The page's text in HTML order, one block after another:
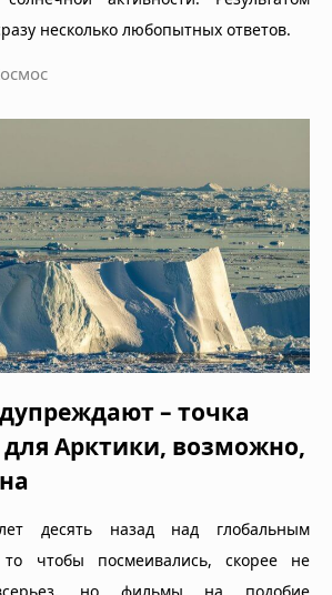
несколько любопытных ответов.
– точка
для Арктики, возможно,
десять назад над глобальным
чтобы посмеивались, скорее не